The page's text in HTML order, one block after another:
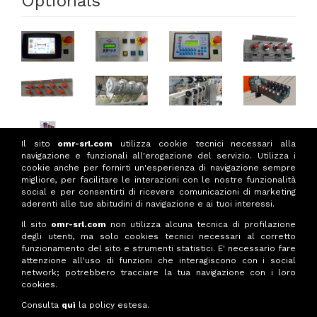
PRIVACY POLICY
COOKIES POLICY
24060 TORRE DE' ROVERI (BG) - Via G. Galilei,
11 - Tel. 035 34.34.57 Codice Identificativo
C.E.E. IT 00715740163 - Codice Fiscale e Partita
Il sito omr-srl.com
utilizza cookie tecnici necessari alla
navigazione e funzionali all'erogazione del servizio. Utilizza i
cookie anche per fornirti un'esperienza di navigazione sempre
migliore, per facilitare le interazioni con le nostre funzionalità
social e per consentirti di ricevere comunicazioni di marketing
aderenti alle tue abitudini di navigazione e ai tuoi interessi.
Il sito omr-srl.com non utilizza alcuna tecnica di profilazione
degli utenti, ma solo cookies tecnici necessari al corretto
funzionamento del sito e strumenti statistici. E' necessario fare
attenzione all'uso di funzioni che interagiscono con i social
network; potrebbero tracciare la tua navigazione con i loro
cookies.
Consulta quì la policy estesa.